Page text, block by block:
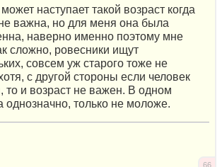
наступает такой возраст когда
важна, но для меня она была
наверно именно поэтому мне
сложно, ровесники ищут
совсем уж старого тоже не
с другой стороны если человек
то и возраст не важен. В одном
однозначно, только не моложе.
66